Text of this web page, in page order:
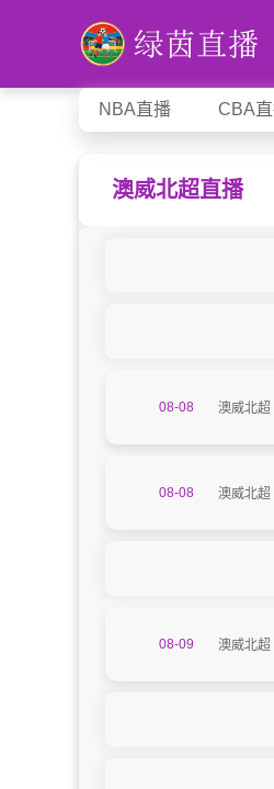
NBA直播 CBA
澳威北超直播
08-08 澳威北超
08-08 澳威北超
08-09 澳威北超